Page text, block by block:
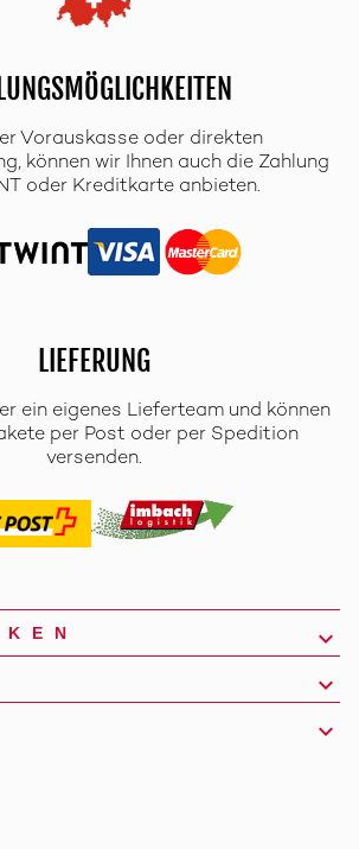
Vorauskasse oder direkten
können wir Ihnen auch die Zahlung
oder Kreditkarte anbieten.
LIEFERUNG
ein eigenes Lieferteam und können
per Post oder per Spedition
versenden.